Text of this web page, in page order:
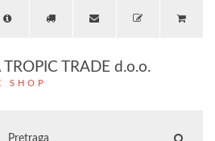
TROPIC TRADE d.o.o.
SHOP